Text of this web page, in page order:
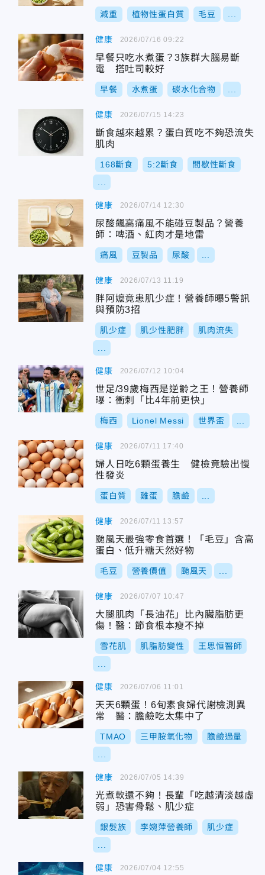
減重 植物性蛋白質 毛豆
健康
早餐只吃水煮蛋？3族群大腦易斷
電 搭吐司較好
早餐 水煮蛋 碳水化合物
2026/07/16 09:22
健康
斷食越來越累？蛋白質吃不夠恐流失
肌肉
168斷食 5:2斷食 間歇性斷食
2026/07/15 14:23
健康
尿酸飆高痛風不能碰豆製品？營養
師：啤酒、紅肉才是地雷
痛風 豆製品 尿酸
2026/07/14 12:30
健康
胖阿嬤竟患肌少症！營養師曝5警訊
與預防3招
肌少症 肌少性肥胖 肌肉流失
2026/07/13 11:19
健康
世足/39歲梅西是逆齡之王！營養師
曝：衝刺「比4年前更快」
梅西 Lionel Messi 世界盃
2026/07/12 10:04
健康
婦人日吃6顆蛋養生 健檢竟驗出慢
性發炎
蛋白質 雞蛋 膽鹼
2026/07/11 17:40
健康
颱風天最強零食首選！「毛豆」含高
蛋白、低升糖天然好物
毛豆 營養價值 颱風天
2026/07/11 13:57
健康
大腿肌肉「長油花」比內臟脂肪更
傷！醫：節食根本瘦不掉
雪花肌 肌脂肪變性 王思恒醫師
2026/07/07 10:47
健康
天天6顆蛋！6旬素食婦代謝檢測異
常 醫：膽鹼吃太集中了
TMAO 三甲胺氧化物 膽鹼過量
2026/07/06 11:01
健康
光煮軟還不夠！長輩「吃越清淡越虛
弱」恐害骨鬆、肌少症
銀髮族 李婉萍營養師 肌少症
2026/07/05 14:39
健康 2026/07/04 12:55